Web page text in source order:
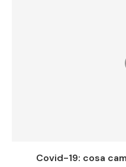
Covid-19: cosa